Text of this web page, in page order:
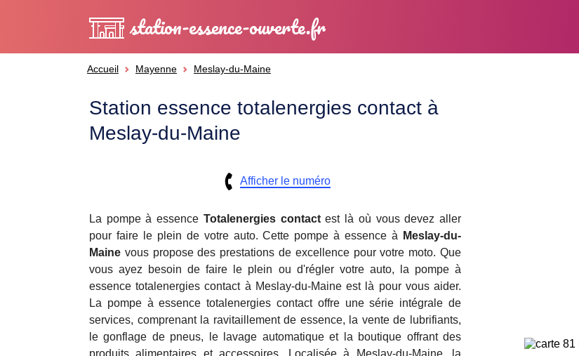
station-essence-ouverte.fr
Accueil Mayenne Meslay-du-Maine
Station essence totalenergies contact à
Meslay-du-Maine
Afficher le numéro
La pompe à essence Totalenergies contactest là où vous devez aller
pour faire le plein de votre auto. Cette pompe à essence à
Meslay-du-
Maine vous propose des prestations de excellence pour votre moto. Que
vous ayez besoin de faire le plein ou d'régler votre auto, la pompe à
essence totalenergies contact à Meslay-du-Maine est là pour vous aider.
La pompe à essence totalenergies contact offre une série intégrale de
services, comprenant la ravitaillement de essence, la vente de lubrifiants,
le gonflage de pneus, le lavage automatique et la boutique offrant des
produits alimentaires et accessoires. Localisée à Meslay-du-Maine, la